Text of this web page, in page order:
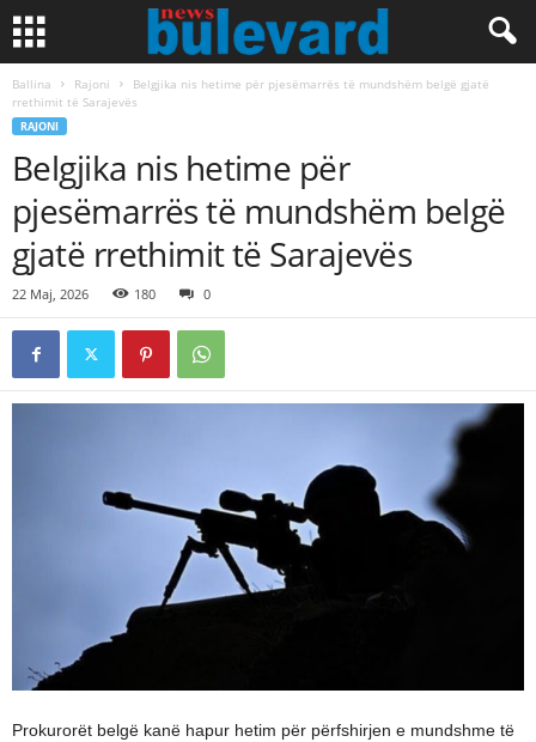
Ballina Rajoni
​Belgjika nis hetime për pjesëmarrës të mundshëm belgë gjatë
rrethimit të Sarajevës
RAJONI
​Belgjika nis hetime për
pjesëmarrës të mundshëm belgë
gjatë rrethimit të Sarajevës
22 Maj, 2026 180 0
Prokurorët belgë kanë hapur hetim për përfshirjen e mundshme të